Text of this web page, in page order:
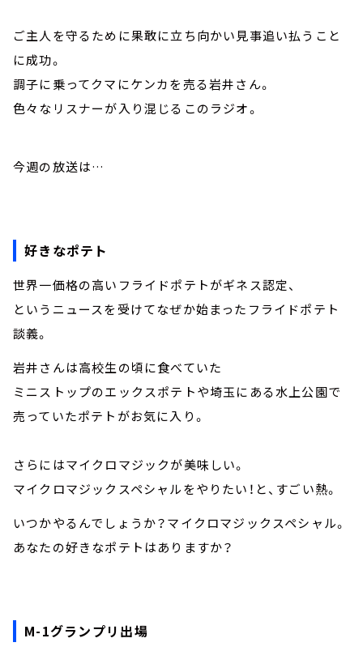
ご主人を守るために果敢に立ち向かい見事追い払うこと
に成功。
調子に乗ってクマにケンカを売る岩井さん。
色々なリスナーが入り混じるこのラジオ。
今週の放送は…
好きなポテト
世界一価格の高いフライドポテトがギネス認定、
というニュースを受けてなぜか始まったフライドポテト
談義。
岩井さんは高校生の頃に食べていた
ミニストップのエックスポテトや埼玉にある水上公園で
売っていたポテトがお気に入り。
さらにはマイクロマジックが美味しい。
マイクロマジックスペシャルをやりたい！と、すごい熱。
いつかやるんでしょうか？マイクロマジックスペシャル。
あなたの好きなポテトはありますか？
M-1グランプリ出場